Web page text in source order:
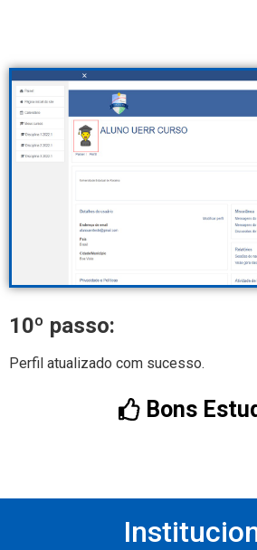
10º passo:
Perfil atualizado com sucesso.
Bons